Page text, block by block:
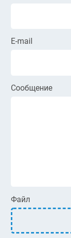
E-mail
Сообщение
Файл